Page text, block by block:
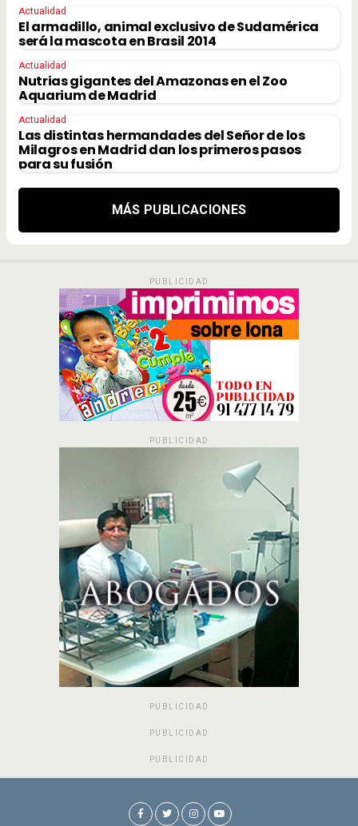
Actualidad
El armadillo, animal exclusivo de Sudamérica
será la mascota en Brasil 2014
Actualidad
Nutrias gigantes del Amazonas en el Zoo
Aquarium de Madrid
Actualidad
Las distintas hermandades del Señor de los
Milagros en Madrid dan los primeros pasos
para su fusión
MÁS PUBLICACIONES
PUBLICIDAD
PUBLICIDAD
PUBLICIDAD
PUBLICIDAD
PUBLICIDAD